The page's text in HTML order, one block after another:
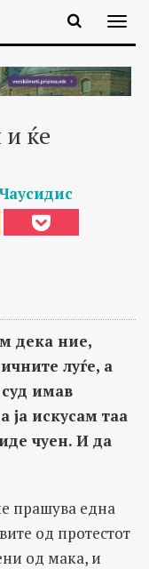
ќе
дека ние,
луѓе, а
имав
ја искусам таа
чуен. И да
прашува една
од протестот
од мака, и